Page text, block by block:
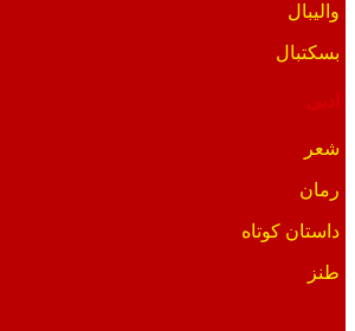
والیبال
بسکتبال
ادبی
شعر
رمان
داستان کوتاه
طنز